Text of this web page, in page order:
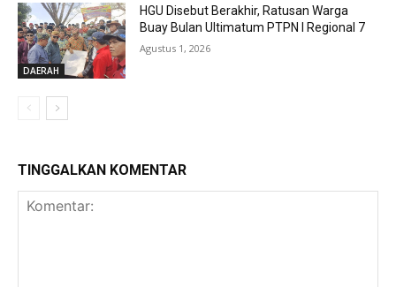
DAERAH
HGU Disebut Berakhir, Ratusan Warga
Buay Bulan Ultimatum PTPN I Regional 7
Agustus 1, 2026
TINGGALKAN KOMENTAR